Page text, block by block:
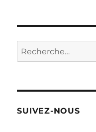
Recherche
pour :
SUIVEZ-NOUS